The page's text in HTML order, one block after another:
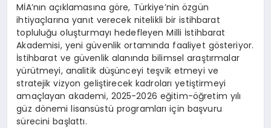
MİA’nın açıklamasına göre, Türkiye’nin özgün
ihtiyaçlarına yanıt verecek nitelikli bir istihbarat
topluluğu oluşturmayı hedefleyen Milli İstihbarat
Akademisi, yeni güvenlik ortamında faaliyet gösteriyor.
İstihbarat ve güvenlik alanında bilimsel araştırmalar
yürütmeyi, analitik düşünceyi teşvik etmeyi ve
stratejik vizyon geliştirecek kadroları yetiştirmeyi
amaçlayan akademi, 2025-2026 eğitim-öğretim yılı
güz dönemi lisansüstü programları için başvuru
sürecini başlattı.